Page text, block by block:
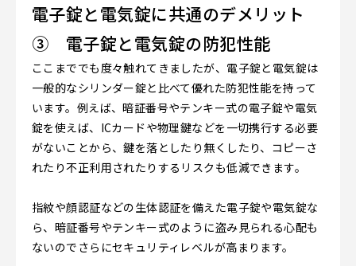
電子錠と電気錠に共通のデメリット
③ 電子錠と電気錠の防犯性能
ここまででも度々触れてきましたが、電子錠と電気錠は
一般的なシリンダー錠と比べて優れた防犯性能を持って
います。例えば、暗証番号やテンキー式の電子錠や電気
錠を使えば、ICカードや物理鍵などを一切携行する必要
がないことから、鍵を落としたり無くしたり、コピーさ
れたり不正利用されたりするリスクも低減できます。
指紋や顔認証などの生体認証を備えた電子錠や電気錠な
ら、暗証番号やテンキー式のように盗み見られる心配も
ないのでさらにセキュリティレベルが高まります。